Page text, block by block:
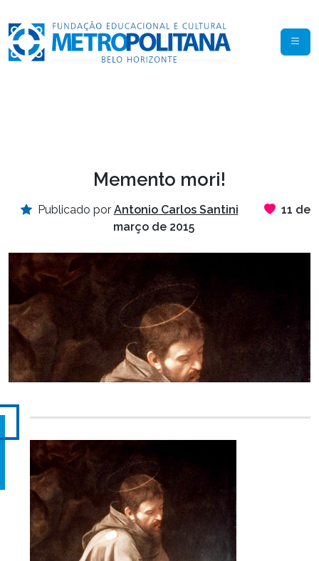
Memento mori!
Publicado por Antonio Carlos Santini
11 de
março de 2015